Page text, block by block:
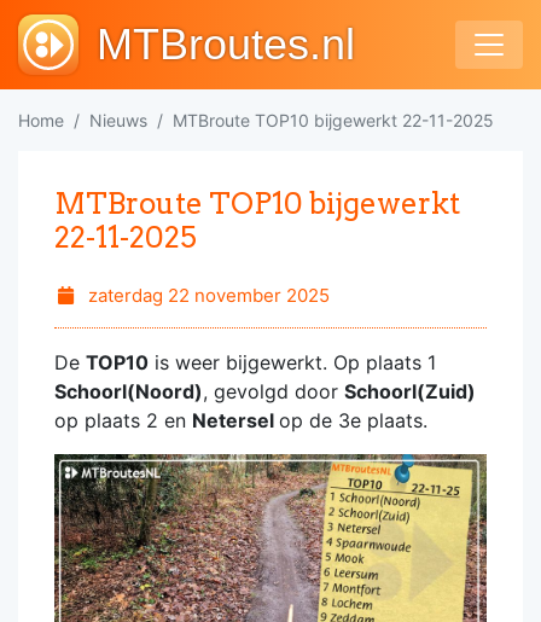
MTBroutes.nl
Home Nieuws MTBroute TOP10 bijgewerkt 22-11-2025
MTBroute TOP10 bijgewerkt
22-11-2025
zaterdag 22 november 2025
De TOP10 is weer bijgewerkt. Op plaats 1
Schoorl(Noord), gevolgd door Schoorl(Zuid)
op plaats 2 en Netersel op de 3e plaats.